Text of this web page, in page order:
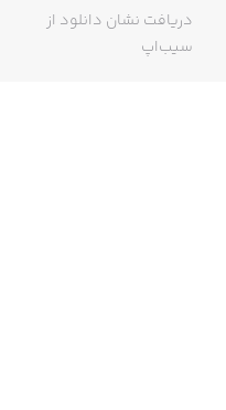
دریافت نشان دانلود از
سیب‌اپ